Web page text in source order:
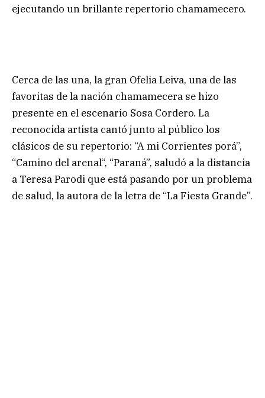
ejecutando un brillante repertorio chamamecero.
Cerca de las una, la gran Ofelia Leiva, una de las
favoritas de la nación chamamecera se hizo
presente en el escenario Sosa Cordero. La
reconocida artista cantó junto al público los
clásicos de su repertorio: “A mi Corrientes porá”,
“Camino del arenal“, “Paraná”, saludó a la distancia
a Teresa Parodi que está pasando por un problema
de salud, la autora de la letra de “La Fiesta Grande”.